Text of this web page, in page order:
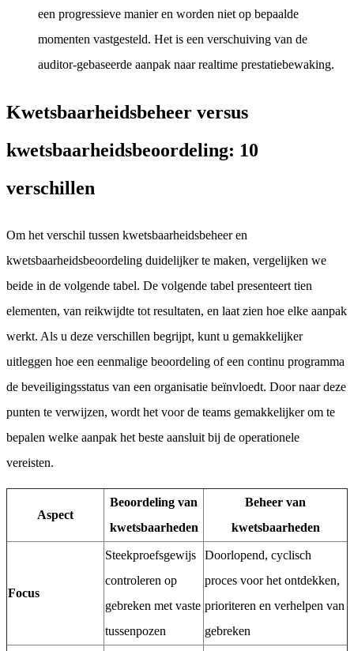
een progressieve manier en worden niet op bepaalde
momenten vastgesteld. Het is een verschuiving van de
auditor-gebaseerde aanpak naar realtime prestatiebewaking.
Kwetsbaarheidsbeheer versus
kwetsbaarheidsbeoordeling: 10
verschillen
Om het verschil tussen kwetsbaarheidsbeheer en
kwetsbaarheidsbeoordeling duidelijker te maken, vergelijken we
beide in de volgende tabel. De volgende tabel presenteert tien
elementen, van reikwijdte tot resultaten, en laat zien hoe elke aanpak
werkt. Als u deze verschillen begrijpt, kunt u gemakkelijker
uitleggen hoe een eenmalige beoordeling of een continu programma
de beveiligingsstatus van een organisatie beïnvloedt. Door naar deze
punten te verwijzen, wordt het voor de teams gemakkelijker om te
bepalen welke aanpak het beste aansluit bij de operationele
vereisten.
Aspect
Beoordeling van
kwetsbaarheden
Beheer van
kwetsbaarheden
Focus
Steekproefsgewijs
controleren op
gebreken met vaste
tussenpozen
Doorlopend, cyclisch
proces voor het ontdekken,
prioriteren en verhelpen van
gebreken